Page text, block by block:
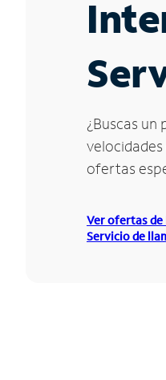
¿Buscas
ofertas
Ver ofertas
Servicio de